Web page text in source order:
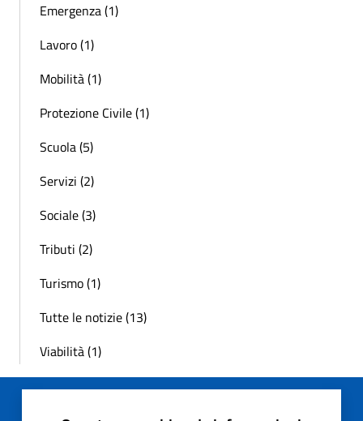
Emergenza (1)
Lavoro (1)
Mobilità (1)
Protezione Civile (1)
Scuola (5)
Servizi (2)
Sociale (3)
Tributi (2)
Turismo (1)
Tutte le notizie (13)
Viabilità (1)